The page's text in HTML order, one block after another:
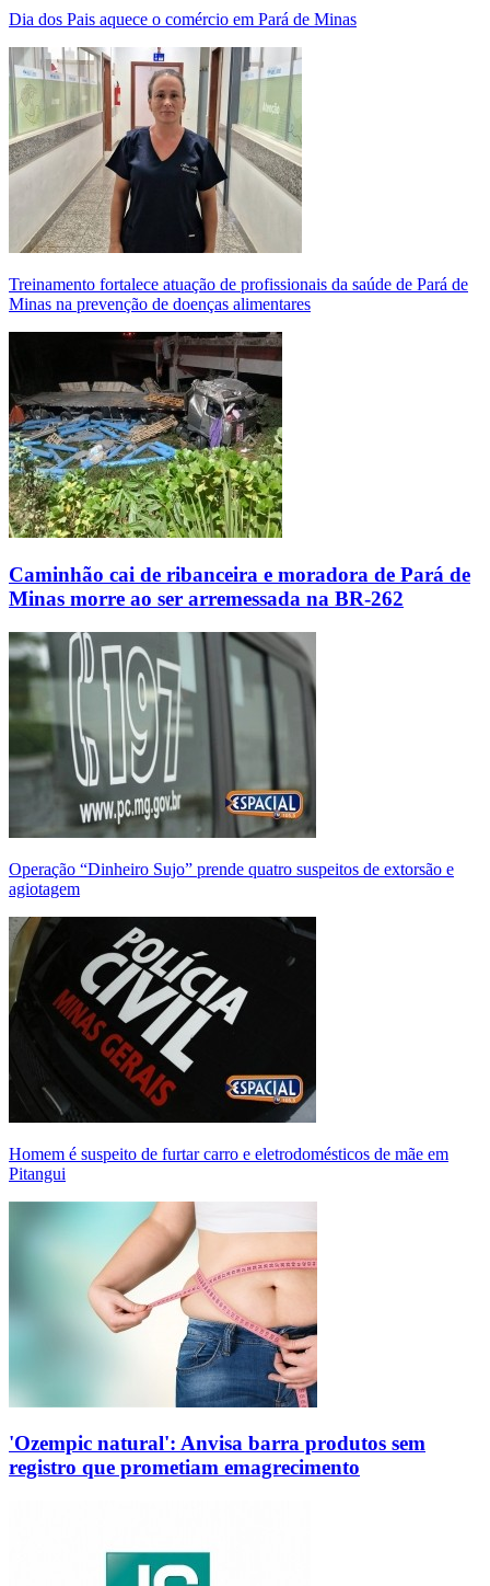
Dia dos Pais aquece o comércio em Pará de Minas
Treinamento fortalece atuação de profissionais da saúde de Pará de
Minas na prevenção de doenças alimentares
Caminhão cai de ribanceira e moradora de Pará de
Minas morre ao ser arremessada na BR-262
Operação “Dinheiro Sujo” prende quatro suspeitos de extorsão e
agiotagem
Homem é suspeito de furtar carro e eletrodomésticos de mãe em
Pitangui
'Ozempic natural': Anvisa barra produtos sem
registro que prometiam emagrecimento